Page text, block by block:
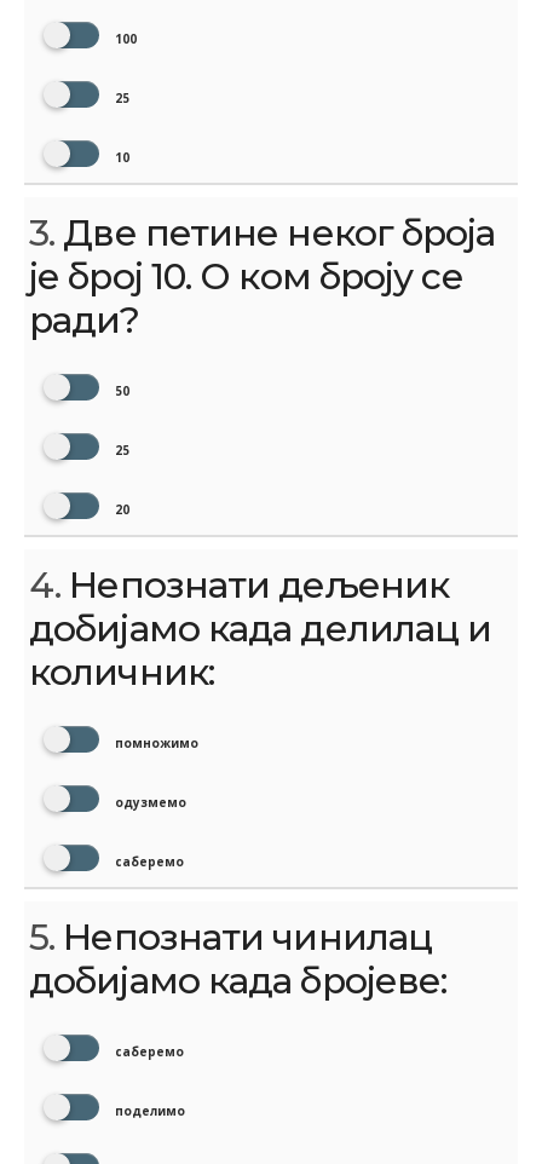
100
25
10
3. Две петине неког броја
је број 10. О ком броју се
ради?
50
25
20
4. Непознати дељеник
добијамо када делилац и
количник:
помножимо
одузмемо
саберемо
5. Непознати чинилац
добијамо када бројеве:
саберемо
поделимо